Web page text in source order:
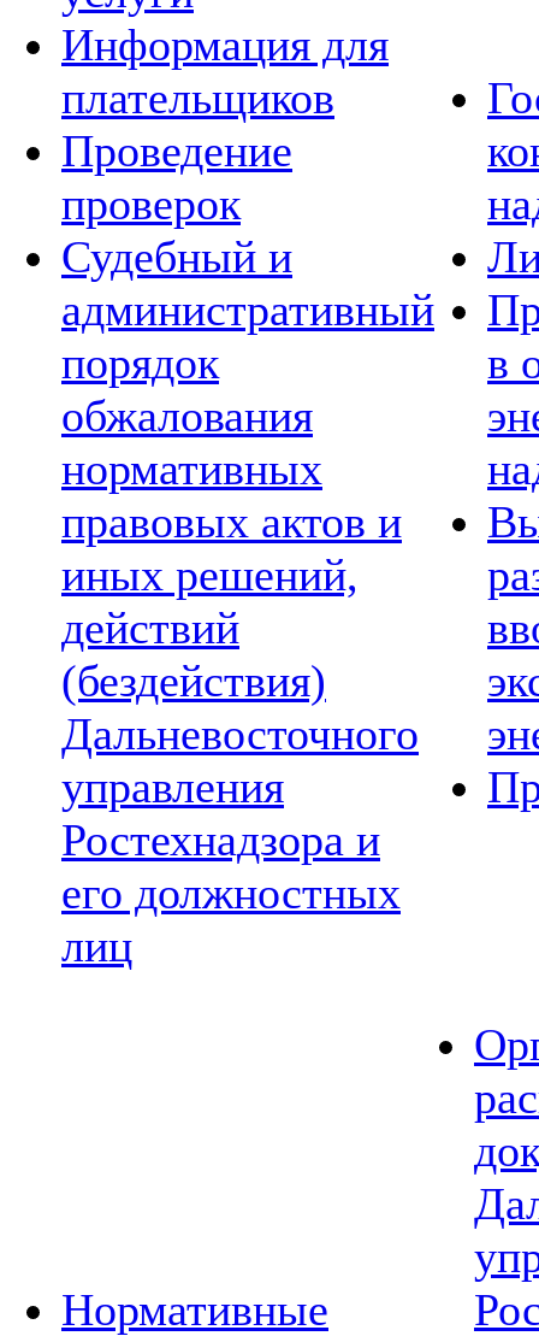
Информация для
плательщиков
Проведение
проверок
Судебный и
административный
порядок
обжалования
нормативных
правовых актов и
иных решений,
действий
(бездействия)
Дальневосточного
управления
Ростехнадзора и
его должностных
лиц
в
Нормативные